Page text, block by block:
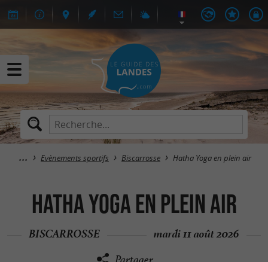
Evènements sportifs Biscarrosse Hatha Yoga en plein air
Hatha Yoga en plein air
BISCARROSSE mardi 11 août 2026